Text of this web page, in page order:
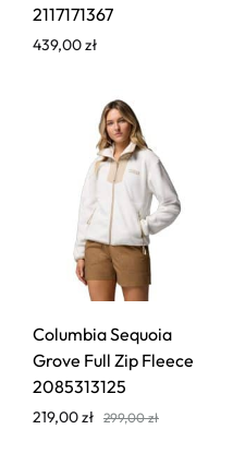
2117171367
439,00zł
Columbia Sequoia
Grove Full Zip Fleece
2085313125
219,00zł 299,00zł